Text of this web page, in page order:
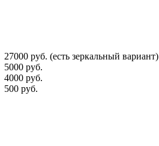
27000 руб. (есть зеркальный вариант)
5000 руб.
4000 руб.
500 руб.